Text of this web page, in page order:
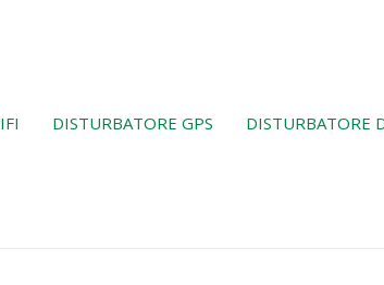
DISTURBATORE GPS DISTURBATORE